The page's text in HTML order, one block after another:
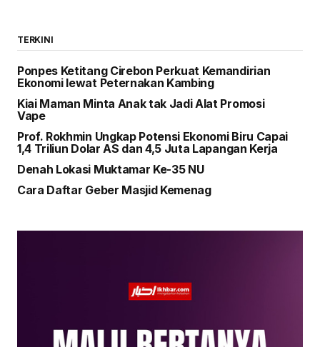
TERKINI
Ponpes Ketitang Cirebon Perkuat Kemandirian
Ekonomi lewat Peternakan Kambing
Kiai Maman Minta Anak tak Jadi Alat Promosi
Vape
Prof. Rokhmin Ungkap Potensi Ekonomi Biru Capai
1,4 Triliun Dolar AS dan 4,5 Juta Lapangan Kerja
Denah Lokasi Muktamar Ke-35 NU
Cara Daftar Geber Masjid Kemenag